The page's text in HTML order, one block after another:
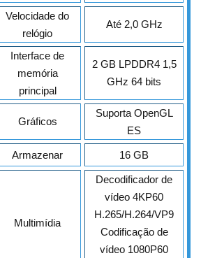
Velocidade do
relógio
Até 2,0 GHz
Interface de
memória
principal
2 GB LPDDR4 1,5
GHz 64 bits
Gráficos
Suporta OpenGL
ES
Armazenar 16 GB
Multimídia
Decodificador de
vídeo 4KP60
H.265/H.264/VP9
Codificação de
vídeo 1080P60